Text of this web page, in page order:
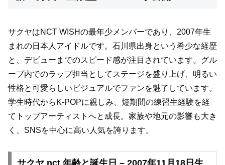
サクヤはNCT WISHの最年少メンバーであり、2007年生
まれの日本人アイドルです。石川県出身という希少な経歴
と、デビューまでのスピード感が注目されています。グル
ープ内でのラップ担当としてステージを盛り上げ、明るい
性格と可愛らしいビジュアルでファンを魅了しています。
学生時代からK-POPに親しみ、短期間の練習生経験を経
てトップアーティストへと成長。家族や地元の影響も大き
く、SNSを中心に高い人気を誇ります。